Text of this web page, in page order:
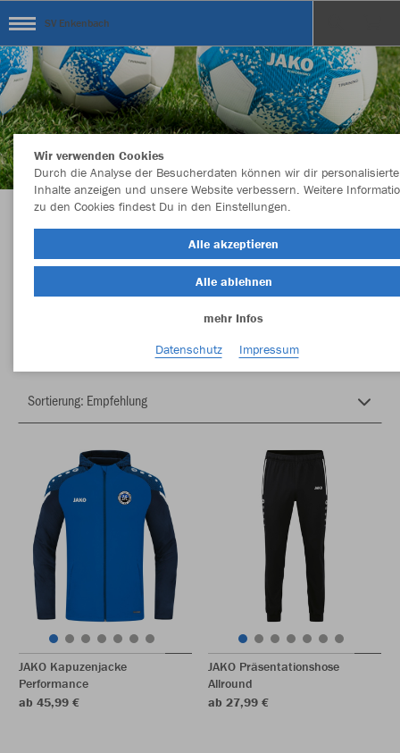
SV Enkenbach
Herzlich Willkommen im Teamshop SV
Enkenbach
JAKO Kapuzenjacke
Performance
ab 45,99 €
JAKO Präsentationshose
Allround
ab 27,99 €
Wir verwenden Cookies
Durch die Analyse der Besucherdaten können wir dir personalisierte
Inhalte anzeigen und unsere Website verbessern. Weitere
zu den Cookies findest Du in den Einstellungen.
Alle akzeptieren
Alle ablehnen
mehr Infos
Datenschutz
Impressum